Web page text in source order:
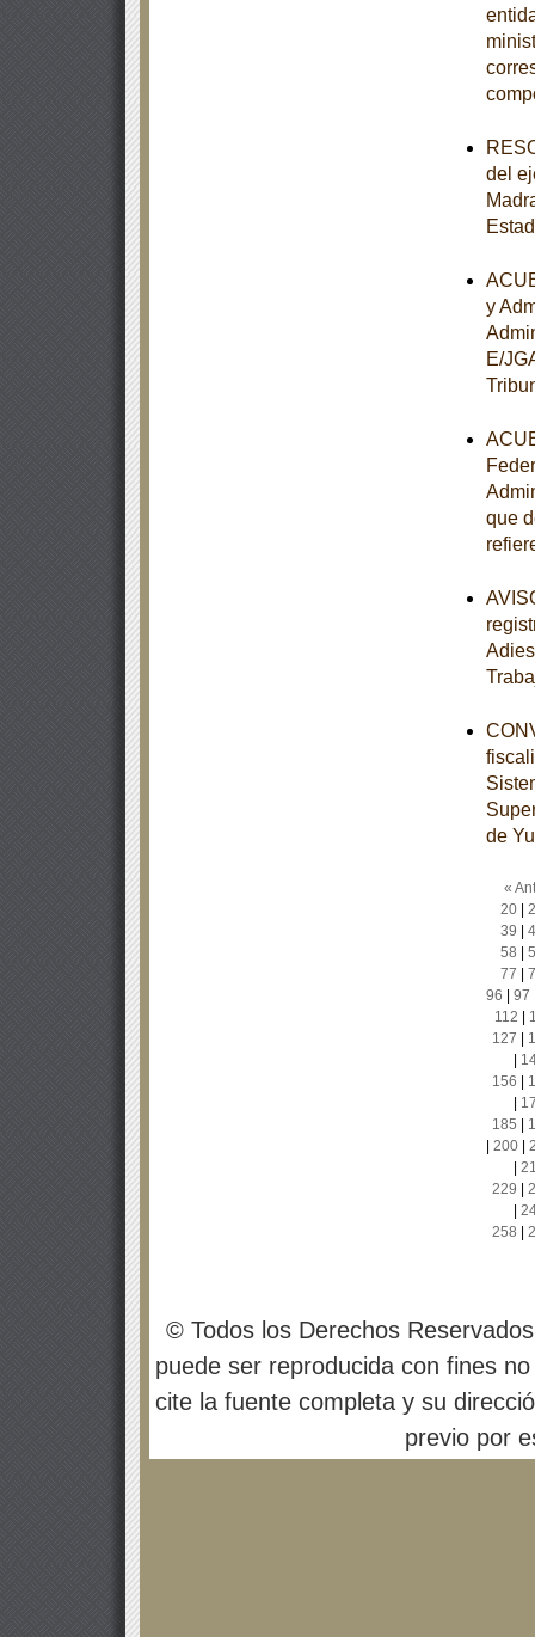
del
y
E/
que
de
«
20|
39
58
77
96
97
112
127
156
185
200|
229
258
© Todos los Derechos
puede ser reproducida con fines
cite la fuente completa y su
previo por